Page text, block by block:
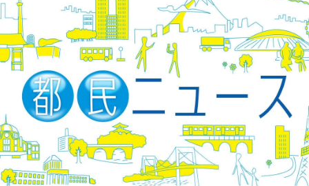
イベント・グッズ
YouTube
会社情報